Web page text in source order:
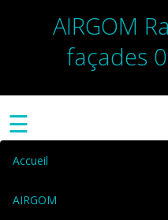
AIRGOM
façades
☰
Accueil
AIRGOM